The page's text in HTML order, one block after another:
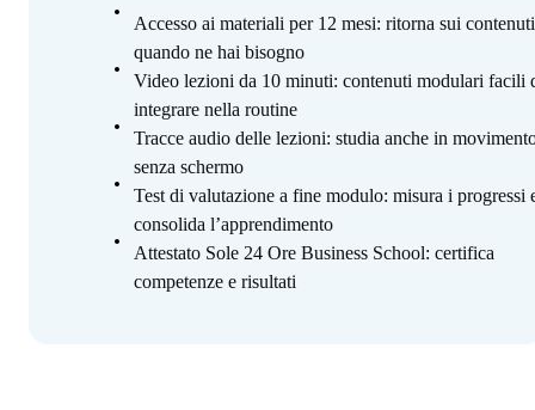
Accesso ai materiali per 12 mesi: ritorna sui contenuti
quando ne hai bisogno
Video lezioni da 10 minuti: contenuti modulari facili
integrare nella routine
Tracce audio delle lezioni: studia anche in
senza schermo
Test di valutazione a fine modulo: misura i progressi
consolida l’apprendimento
Attestato Sole 24 Ore Business School: certifica
competenze e risultati